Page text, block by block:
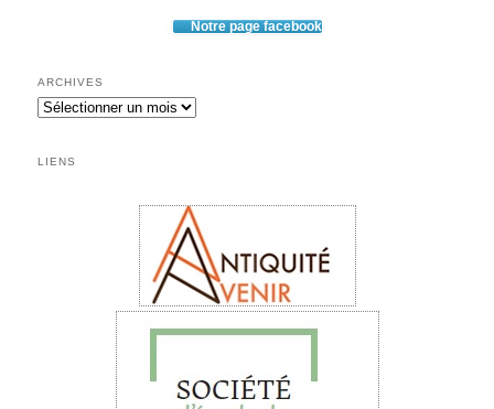
Notre page facebook
ARCHIVES
Archives
LIENS